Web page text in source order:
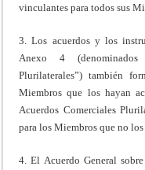
vinculantes para todos sus
3. Los acuerdos y los
Anexo 4 (denominados
Plurilaterales”) también
Miembros que los hayan
Acuerdos Comerciales
para los Miembros que no los
4. El Acuerdo General